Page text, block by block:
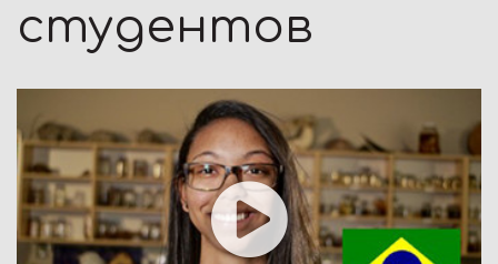
студентов